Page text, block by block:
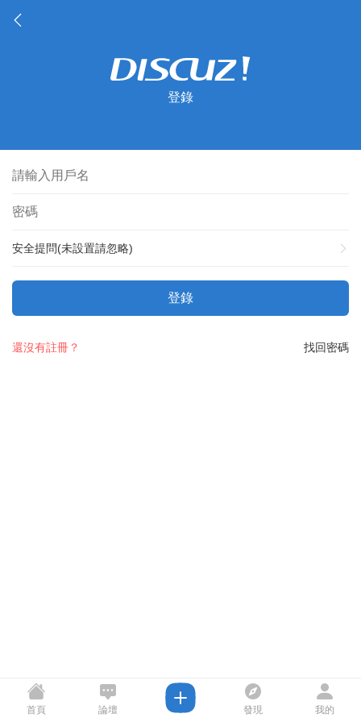
登錄
安全提問(未設置請忽略)
登錄
找回密碼
還沒有註冊？
首頁 論壇 發現 我的